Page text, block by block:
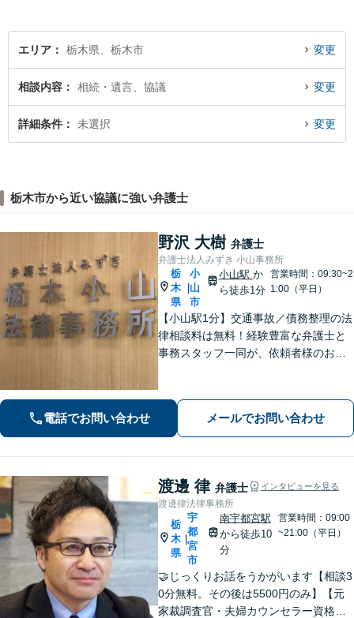
エリア 栃木県、栃木市 変更
相談内容 相続・遺言、協議 変更
詳細条件 未選択 変更
栃木市から近い協議に強い弁護士
野沢 大樹 弁護士
弁護士法人みずき 小山事務所
栃
木
県
小
山
市
小山駅 か
ら徒歩1分
営業時間：09:30~2
1:00（平日）
【小山駅1分】交通事故／債務整理の法
律相談料は無料！経験豊富な弁護士と
事務スタッフ一同が、依頼者様のお悩
観点から解決策をご提案してまいりま
す。【休日・夜間対応】
電話でお問い合わせ メールでお問い合わせ
渡邊 律 弁護士 インタビューを見る
渡邊律法律事務所
栃
木
県
|
宇
都
宮
市
南宇都宮駅
から徒歩10
分
営業時間：09:00
~21:00（平日）
🤝じっくりお話をうかがいます【相談3
0分無料。その後は5500円のみ】【元
家裁調査官・夫婦カウンセラー資格あ